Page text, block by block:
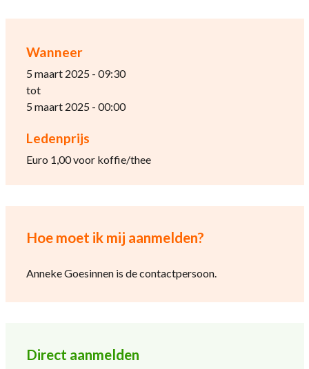
Wanneer
5 maart 2025 - 09:30
tot
5 maart 2025 - 00:00
Ledenprijs
Euro 1,00 voor koffie/thee
Hoe moet ik mij aanmelden?
Anneke Goesinnen is de contactpersoon.
Direct aanmelden